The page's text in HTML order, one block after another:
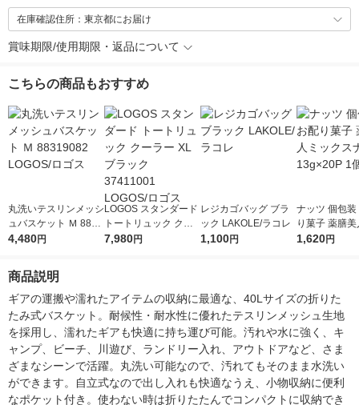
在庫確認住所：東京都にお届け
賞味期限/使用期限・返品について
こちらの商品もおすすめ
丸洗いテスリンメッシ
ュバスケット Ｍ 8831
9082 LOGOS/ロゴス
4,480円
LOGOS スタンダード
トートリュック クー
ラー XL ブラック 374
7,980円
レジカゴバッグ ブラ
ック LAKOLE/ラコレ
1,100円
ナッツ 個包
り菓子 薬膳
クスナッツ
1,620円
商品説明
ギアの運搬や濡れたアイテムの収納に最適な、40Lサイズの折りた
たみ式バスケット。耐候性・耐水性に優れたテスリンメッシュ生地
を採用し、濡れたギアも快適に持ち運び可能。汚れや水に強く、キ
ャンプ、ビーチ、川遊び、ランドリー入れ、アウトドアなど、さま
ざまなシーンで活躍。丸洗い可能なので、汚れてもそのまま水洗い
ができます。自立式なので出し入れも快適なうえ、小物収納に便利
なポケット付き。使わない時は折りたたんでコンパクトに収納でき